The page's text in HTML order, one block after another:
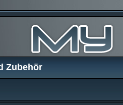
Zubehör